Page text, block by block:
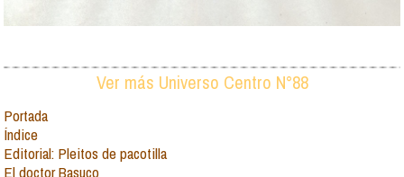
Ver más Universo Centro N°88
Portada
Índice
Editorial: Pleitos de pacotilla
El doctor Basuco